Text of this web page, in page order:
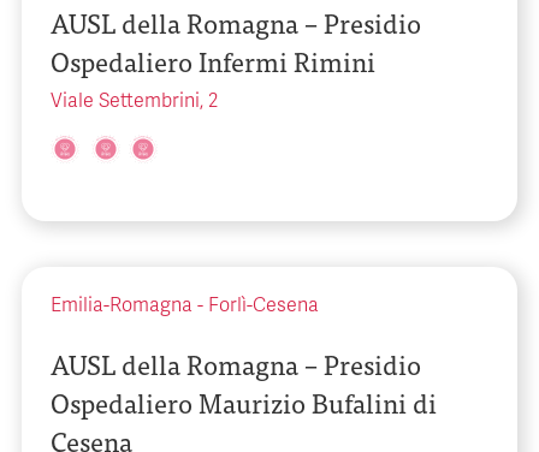
AUSL della Romagna – Presidio
Ospedaliero Infermi Rimini
Viale Settembrini, 2
Emilia-Romagna - Forlì-Cesena
AUSL della Romagna – Presidio
Ospedaliero Maurizio Bufalini di
Cesena